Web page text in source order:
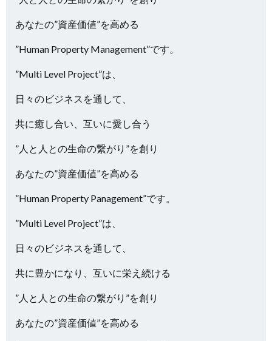
あなたの”資産価値”を高める
”Human Property Management”です。
”Multi Level Project”は、
日々のビジネスを通して、
共に癒し合い、互いに愛し合う
”人と人との生命の繋がり”を創り
あなたの”資産価値”を高める
”Human Property Panagement”です。
”Multi Level Project”は、
日々のビジネスを通して、
共に豊かになり、互いに栄え続ける
”人と人との生命の繋がり”を創り
あなたの”資産価値”を高める